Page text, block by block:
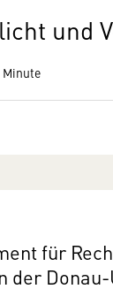
und
Minute
für
der